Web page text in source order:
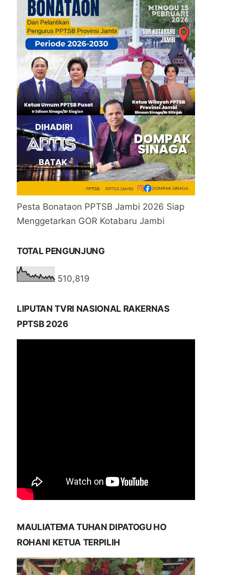
Pesta Bonataon PPTSB Jambi 2026 Siap
Menggetarkan GOR Kotabaru Jambi
TOTAL PENGUNJUNG
510,819
LIPUTAN TVRI NASIONAL RAKERNAS
PPTSB 2026
MAULIATEMA TUHAN DIPATOGU HO
ROHANI KETUA TERPILIH